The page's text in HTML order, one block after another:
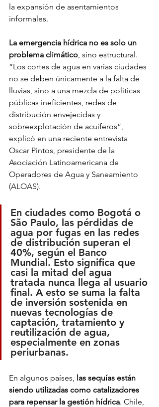
la expansión de asentamientos
informales.
La emergencia hídrica no es solo un
problema climático, sino estructural.
“Los cortes de agua en varias ciudades
no se deben únicamente a la falta de
lluvias, sino a una mezcla de políticas
públicas ineficientes, redes de
distribución envejecidas y
sobreexplotación de acuíferos”,
explicó en una reciente entrevista
Oscar Pintos, presidente de la
Asociación Latinoamericana de
Operadores de Agua y Saneamiento
(ALOAS).
En ciudades como Bogotá o
São Paulo, las pérdidas de
agua por fugas en las redes
de distribución superan el
40%, según el Banco
Mundial. Esto significa que
casi la mitad del agua
tratada nunca llega al usuario
final. A esto se suma la falta
de inversión sostenida en
nuevas tecnologías de
captación, tratamiento y
reutilización de agua,
especialmente en zonas
periurbanas.
En algunos países, las sequías están
siendo utilizadas como catalizadores
para repensar la gestión hídrica. Chile,